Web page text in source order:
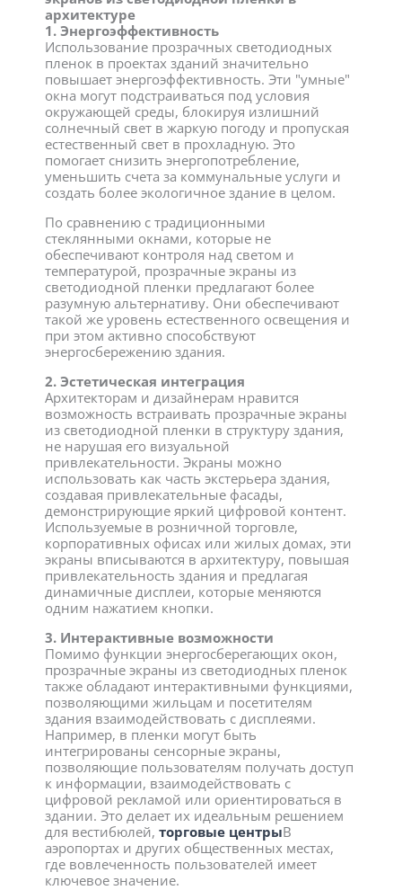
архитектуре
1. Энергоэффективность
Использование прозрачных светодиодных
пленок в проектах зданий значительно
повышает энергоэффективность. Эти "умные"
окна могут подстраиваться под условия
окружающей среды, блокируя излишний
солнечный свет в жаркую погоду и пропуская
естественный свет в прохладную. Это
помогает снизить энергопотребление,
уменьшить счета за коммунальные услуги и
создать более экологичное здание в целом.
По сравнению с традиционными
стеклянными окнами, которые не
обеспечивают контроля над светом и
температурой, прозрачные экраны из
светодиодной пленки предлагают более
разумную альтернативу. Они обеспечивают
такой же уровень естественного освещения и
при этом активно способствуют
энергосбережению здания.
2. Эстетическая интеграция
Архитекторам и дизайнерам нравится
возможность встраивать прозрачные экраны
из светодиодной пленки в структуру здания,
не нарушая его визуальной
привлекательности. Экраны можно
использовать как часть экстерьера здания,
создавая привлекательные фасады,
демонстрирующие яркий цифровой контент.
Используемые в розничной торговле,
корпоративных офисах или жилых домах, эти
экраны вписываются в архитектуру, повышая
привлекательность здания и предлагая
динамичные дисплеи, которые меняются
одним нажатием кнопки.
3. Интерактивные возможности
Помимо функции энергосберегающих окон,
прозрачные экраны из светодиодных пленок
также обладают интерактивными функциями,
позволяющими жильцам и посетителям
здания взаимодействовать с дисплеями.
Например, в пленки могут быть
интегрированы сенсорные экраны,
позволяющие пользователям получать доступ
к информации, взаимодействовать с
цифровой рекламой или ориентироваться в
здании. Это делает их идеальным решением
для вестибюлей, торговые центрыВ
аэропортах и других общественных местах,
где вовлеченность пользователей имеет
ключевое значение.